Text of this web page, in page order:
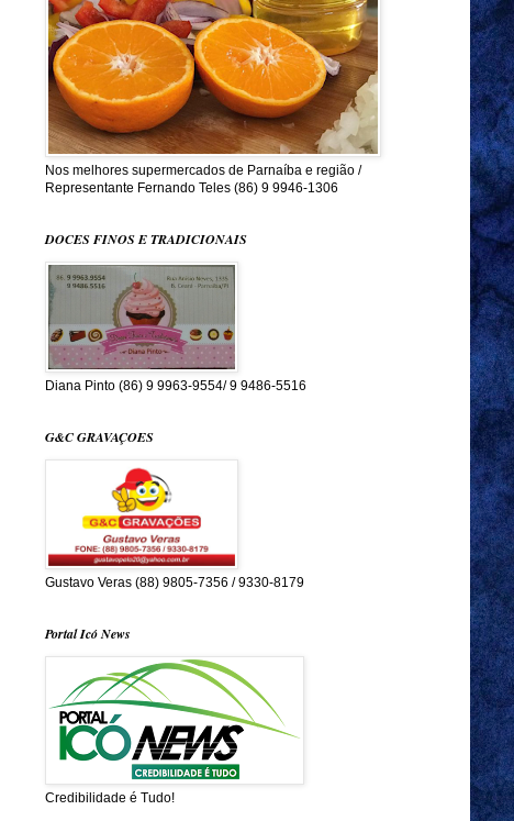
Nos melhores supermercados de Parnaíba e região /
Representante Fernando Teles (86) 9 9946-1306
DOCES FINOS E TRADICIONAIS
Diana Pinto (86) 9 9963-9554/ 9 9486-5516
G&C GRAVAÇOES
Gustavo Veras (88) 9805-7356 / 9330-8179
Portal Icó News
Credibilidade é Tudo!